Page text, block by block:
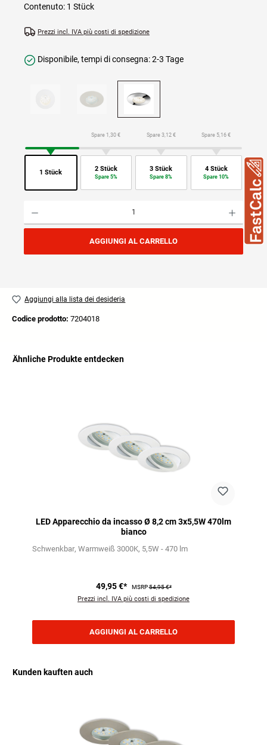
Contenuto: 1 Stück
Prezzi incl. IVA più costi di spedizione
Disponibile, tempi di consegna: 2-3 Tage
1 Stück
Spare 1,30 €
2 Stück
Spare 5%
Spare 3,12 €
3 Stück
Spare 8%
Spare 5,16 €
4 Stück
Spare 10%
Quantità del prodotto: inserisci la quantità desiderata o usa i pulsanti per aumentare o
AGGIUNGI AL CARRELLO
Aggiungi alla lista dei desideria
Codice prodotto: 7204018
Ähnliche Produkte entdecken
LED Apparecchio da incasso Ø 8,2 cm 3x5,5W 470lm
bianco
Schwenkbar Warmweiß 3000K 5,5W - 470 lm
49,95 €* MSRP54,95 €*
Prezzi incl. IVA più costi di spedizione
AGGIUNGI AL CARRELLO
Kunden kauften auch